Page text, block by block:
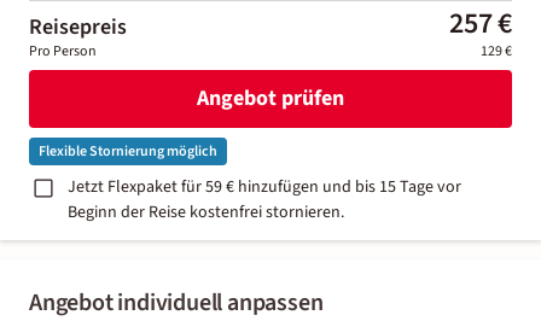
Angebot individuell anpassen
Reisepreis 257 €
Pro Person 129 €
Angebot prüfen
Flexible Stornierung möglich
Jetzt Flexpaket für 59 € hinzufügen und bis 15 Tage vor
Beginn der Reise kostenfrei stornieren.